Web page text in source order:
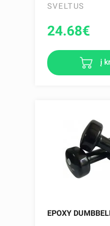
SVELTUS
24.68€
į
EPOXY